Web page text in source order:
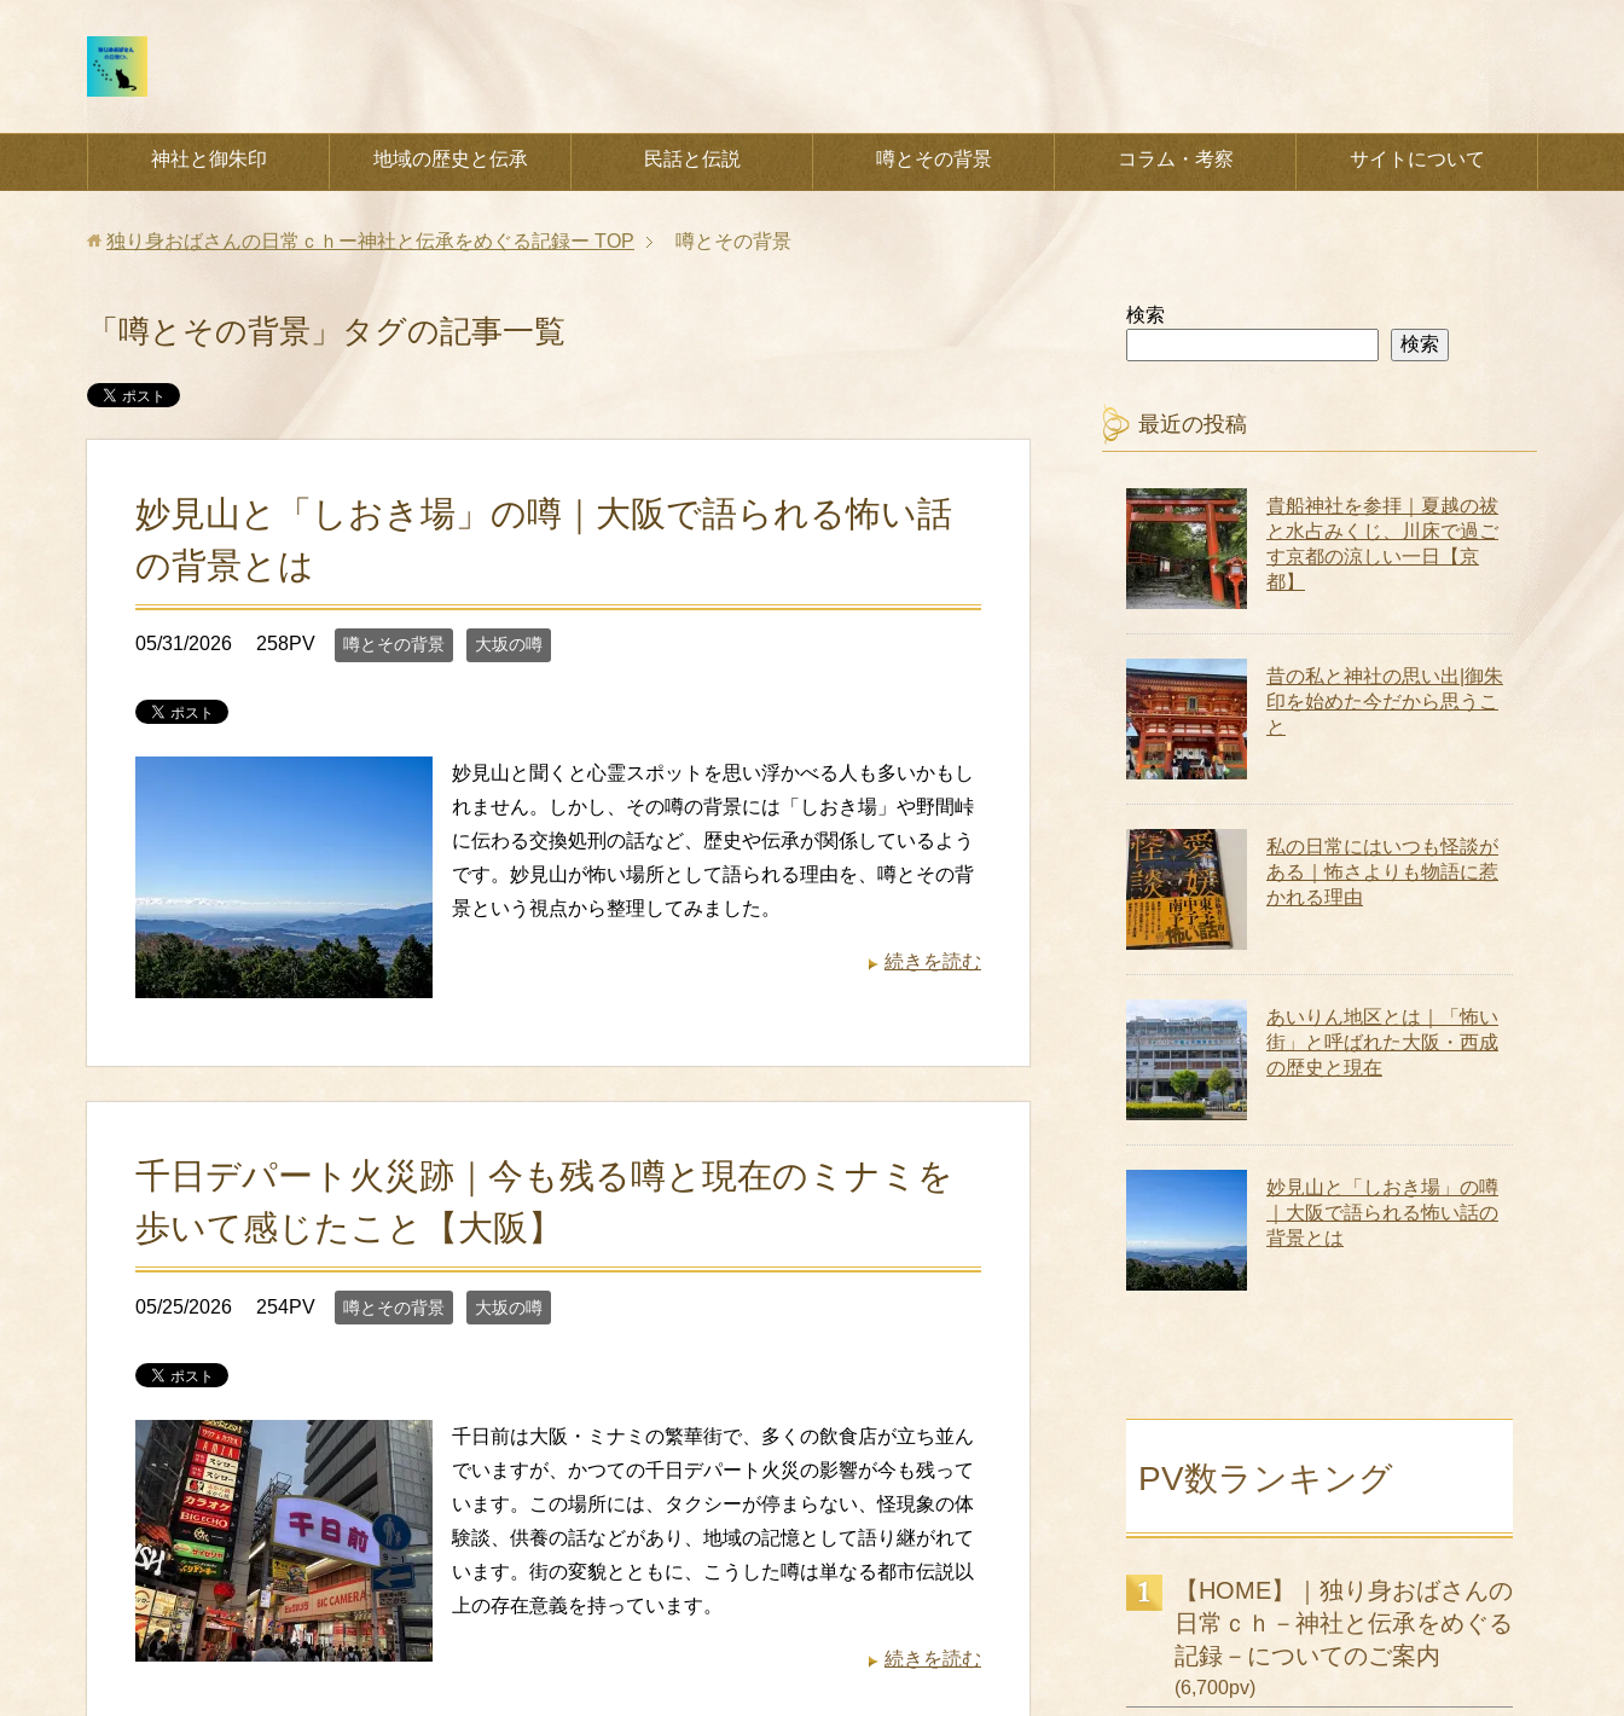
神社と御朱印 地域の歴史と伝承 民話と伝説 噂とその背景 コラム・考察 サイトについて
独り身おばさんの日常ｃｈー神社と伝承をめぐる記録ー TOP 噂とその背景
「噂とその背景」タグの記事一覧
妙見山と「しおき場」の噂｜大阪で語られる怖い話
の背景とは
05/31/2026 258PV 噂とその背景 大坂の噂
妙見山と聞くと心霊スポットを思い浮かべる人も多いかもし
れません。しかし、その噂の背景には「しおき場」や野間峠
に伝わる交換処刑の話など、歴史や伝承が関係しているよう
です。妙見山が怖い場所として語られる理由を、噂とその背
景という視点から整理してみました。
続きを読む
千日デパート火災跡｜今も残る噂と現在のミナミを
歩いて感じたこと【大阪】
05/25/2026 254PV 噂とその背景 大坂の噂
千日前は大阪・ミナミの繁華街で、多くの飲食店が立ち並ん
でいますが、かつての千日デパート火災の影響が今も残って
います。この場所には、タクシーが停まらない、怪現象の体
験談、供養の話などがあり、地域の記憶として語り継がれて
います。街の変貌とともに、こうした噂は単なる都市伝説以
上の存在意義を持っています。
続きを読む
検索
検索
最近の投稿
貴船神社を参拝｜夏越の祓
と水占みくじ、川床で過ご
す京都の涼しい一日【京
都】
昔の私と神社の思い出|御朱
印を始めた今だから思うこ
と
私の日常にはいつも怪談が
ある｜怖さよりも物語に惹
かれる理由
あいりん地区とは｜「怖い
街」と呼ばれた大阪・西成
の歴史と現在
妙見山と「しおき場」の噂
｜大阪で語られる怖い話の
背景とは
PV数ランキング
【HOME】｜独り身おばさんの
日常ｃｈ－神社と伝承をめぐる
記録－についてのご案内
(6,700pv)